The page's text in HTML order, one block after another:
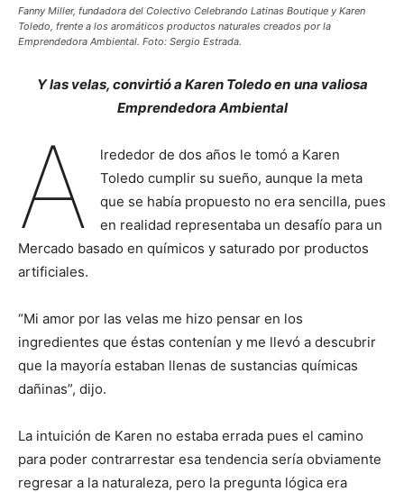
Fanny Miller, fundadora del Colectivo Celebrando Latinas Boutique y Karen
Toledo, frente a los aromáticos productos naturales creados por la
Emprendedora Ambiental. Foto: Sergio Estrada.
Y las velas, convirtió a Karen Toledo en una valiosa
Emprendedora Ambiental
A
lrededor de dos años le tomó a Karen
Toledo cumplir su sueño, aunque la meta
que se había propuesto no era sencilla, pues
en realidad representaba un desafío para un
Mercado basado en químicos y saturado por productos
artificiales.
“Mi amor por las velas me hizo pensar en los
ingredientes que éstas contenían y me llevó a descubrir
que la mayoría estaban llenas de sustancias químicas
dañinas”, dijo.
La intuición de Karen no estaba errada pues el camino
para poder contrarrestar esa tendencia sería obviamente
regresar a la naturaleza, pero la pregunta lógica era